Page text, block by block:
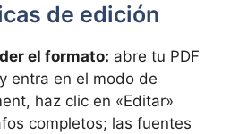
de edición
el formato: abre tu PDF
entra en el modo de
haz clic en «Editar»
completos; las fuentes